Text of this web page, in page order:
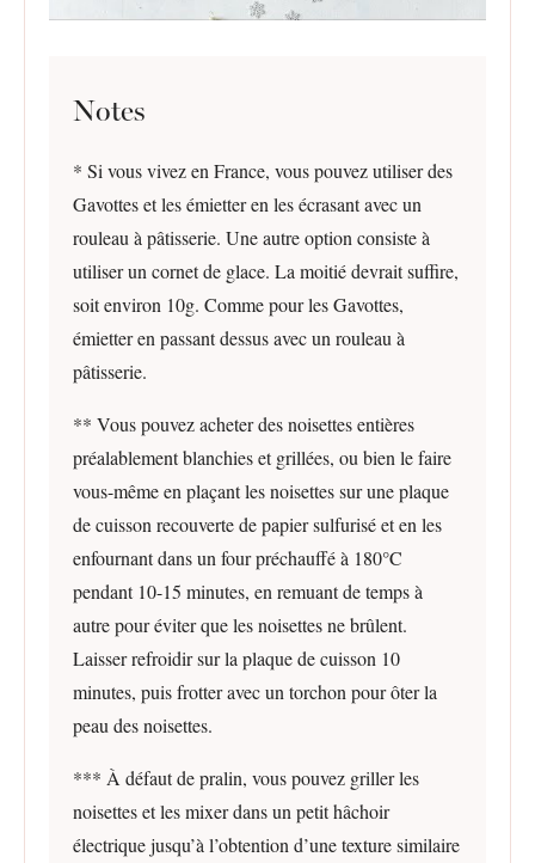
Notes
* Si vous vivez en France, vous pouvez utiliser des
Gavottes et les émietter en les écrasant avec un
rouleau à pâtisserie. Une autre option consiste à
utiliser un cornet de glace. La moitié devrait suffire,
soit environ 10g. Comme pour les Gavottes,
émietter en passant dessus avec un rouleau à
pâtisserie.
** Vous pouvez acheter des noisettes entières
préalablement blanchies et grillées, ou bien le faire
vous-même en plaçant les noisettes sur une plaque
de cuisson recouverte de papier sulfurisé et en les
enfournant dans un four préchauffé à 180°C
pendant 10-15 minutes, en remuant de temps à
autre pour éviter que les noisettes ne brûlent.
Laisser refroidir sur la plaque de cuisson 10
minutes, puis frotter avec un torchon pour ôter la
peau des noisettes.
*** À défaut de pralin, vous pouvez griller les
noisettes et les mixer dans un petit hâchoir
électrique jusqu’à l’obtention d’une texture similaire